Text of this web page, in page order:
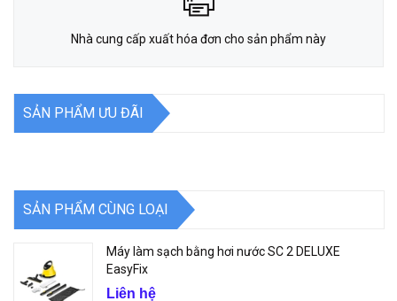
Nhà cung cấp xuất hóa đơn cho sản phẩm này
SẢN PHẨM ƯU ĐÃI
SẢN PHẨM CÙNG LOẠI
Máy làm sạch bằng hơi nước SC 2 DELUXE
EasyFix
Liên hệ